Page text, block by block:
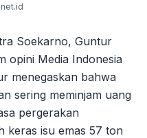
Soekarno, Guntur
opini Media Indonesia
menegaskan bahwa
sering meminjam uang
pergerakan
keras isu emas 57 ton